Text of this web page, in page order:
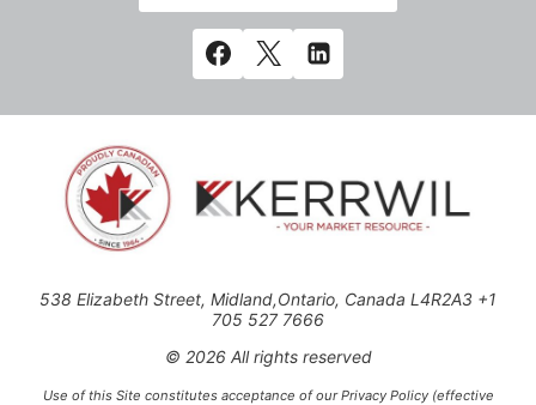
538 Elizabeth Street, Midland,Ontario, Canada L4R2A3 +1
705 527 7666
© 2026 All rights reserved
Use of this Site constitutes acceptance of our Privacy Policy (effective